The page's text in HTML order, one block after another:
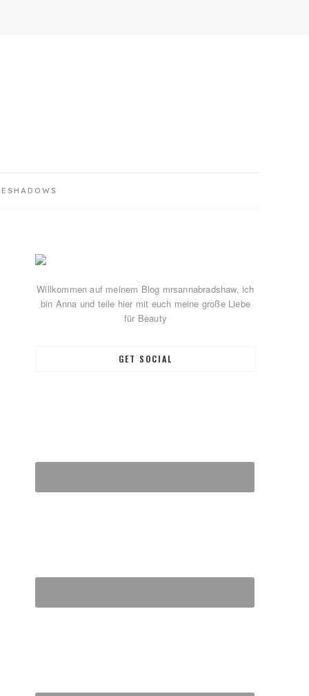
Primary
Sidebar
Willkommen auf meinem Blog mrsannabradshaw, ich
bin Anna und teile hier mit euch meine große Liebe
für Beauty
GET SOCIAL